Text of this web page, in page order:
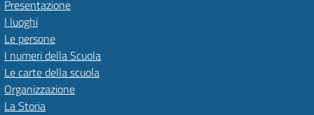
Presentazione
I luoghi
Le persone
I numeri della Scuola
Le carte della scuola
Organizzazione
La Storia